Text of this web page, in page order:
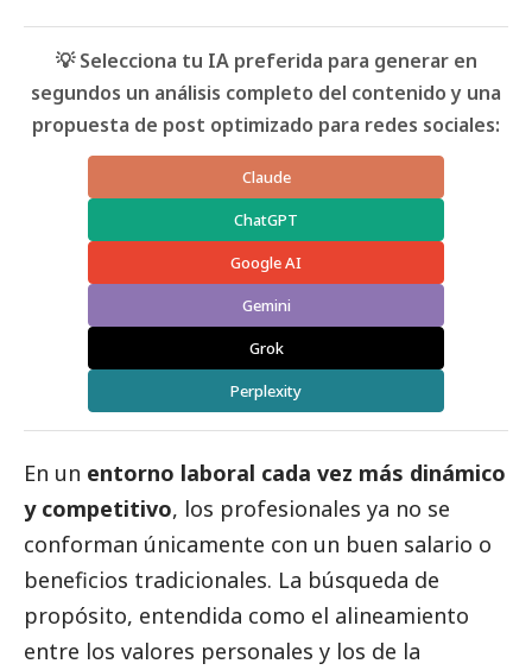
💡 Selecciona tu IA preferida para generar en
segundos un análisis completo del contenido y una
propuesta de post optimizado para redes sociales:
Claude
ChatGPT
Google AI
Gemini
Grok
Perplexity
En un entorno laboral cada vez más dinámico
y competitivo, los profesionales ya no se
conforman únicamente con un buen salario o
beneficios tradicionales. La búsqueda de
propósito, entendida como el alineamiento
entre los valores personales y los de la